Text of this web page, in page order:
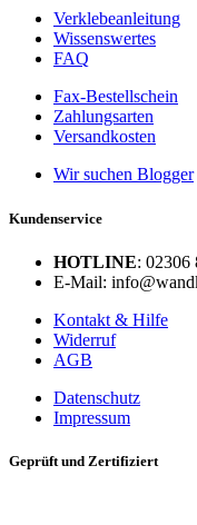
Verklebeanleitung
Wissenswertes
FAQ
Fax-Bestellschein
Zahlungsarten
Versandkosten
Wir suchen Blogger
Kundenservice
HOTLINE: 02306
E-Mail:
Kontakt & Hilfe
Widerruf
AGB
Datenschutz
Impressum
Geprüft und Zertifiziert